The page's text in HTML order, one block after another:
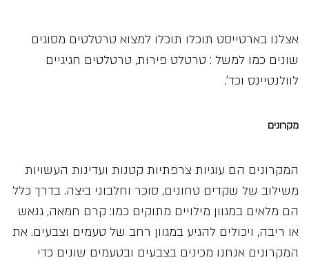
אצלנו בארטייסט תוכלו תוכלו למצוא טרטלטים מסוגים
שונים כמו למשל : טרטלט פירות, טרטלטים חגיגיים
לוולנטיינס וכד’.
מקרונים
המקרונים הם עוגיות צרפתיות קטנות ועדינות העשויות
משילוב של שקדים טחונים, סוכר וחלבוני ביצה. בדרך כלל
הם מלאים במגוון מילויים מתוקים כמו: קרם חמאה, גנאש
או ריבה, ויכולים להגיע במגוון רחב של טעמים וצבעים. את
המקרונים אנחנו מכינים בצבעים ובטעמים שונים כדי